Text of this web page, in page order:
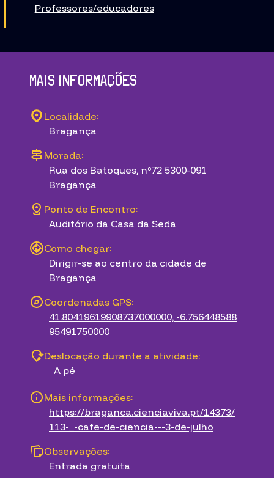
Professores/educadores
MAIS INFORMAÇÕES
Localidade:
Bragança
Morada:
Rua dos Batoques, nº72 5300-091
Bragança
Ponto de Encontro:
Auditório da Casa da Seda
Como chegar:
Dirigir-se ao centro da cidade de
Bragança
Coordenadas GPS:
41.80419619908737000000, -6.756448588
95491750000
Deslocação durante a atividade:
A pé
Mais informações:
https://braganca.cienciaviva.pt/14373/
113-_-cafe-de-ciencia---3-de-julho
Observações:
Entrada gratuita